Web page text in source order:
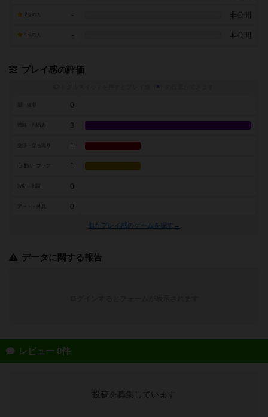
- 非公開
- 非公開
プレイ感の評価
※
0
戦略・判断力 3
1
1
0
アート・外見 0
似たプレイ感のゲームを探す→
データに関する報告
レビュー 0件
投稿を募集しています